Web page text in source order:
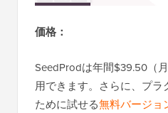
価格：
SeedProdは年間$39.50（
用できます。さらに、プラ
ために試せる無料バージョ